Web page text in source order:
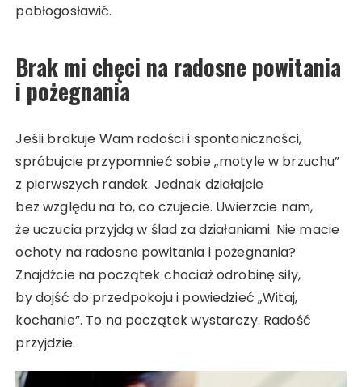
pobłogosławić.
Brak mi chęci na radosne powitania
i pożegnania
Jeśli brakuje Wam radości i spontaniczności,
spróbujcie przypomnieć sobie „motyle w brzuchu”
z pierwszych randek. Jednak działajcie
bez względu na to, co czujecie. Uwierzcie nam,
że uczucia przyjdą w ślad za działaniami. Nie macie
ochoty na radosne powitania i pożegnania?
Znajdźcie na początek chociaż odrobinę siły,
by dojść do przedpokoju i powiedzieć „Witaj,
kochanie”. To na początek wystarczy. Radość
przyjdzie.